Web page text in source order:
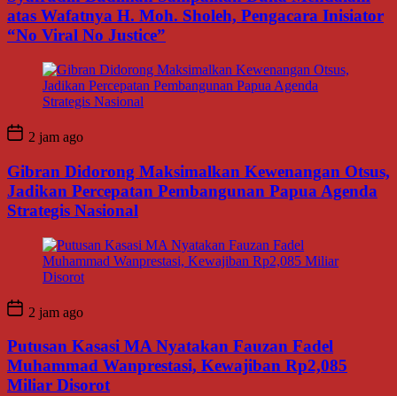
atas Wafatnya H. Moh. Sholeh, Pengacara Inisiator
“No Viral No Justice”
2 jam ago
Gibran Didorong Maksimalkan Kewenangan Otsus,
Jadikan Percepatan Pembangunan Papua Agenda
Strategis Nasional
2 jam ago
Putusan Kasasi MA Nyatakan Fauzan Fadel
Muhammad Wanprestasi, Kewajiban Rp2,085
Miliar Disorot